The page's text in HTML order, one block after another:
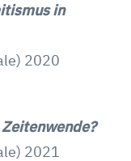
in
2020
2021